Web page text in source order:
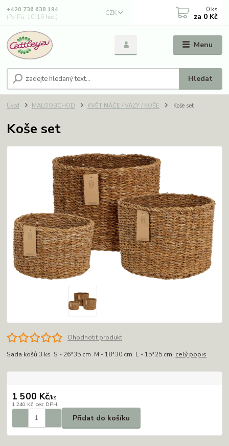
Menu
CZK
Hledat
+420 736 638 194
(Po-Pá, 10-16 hod.)
0 ks
za 0 Kč
Úvod MALOOBCHOD KVĚTINÁČE / VÁZY / KOŠE Koše set
Koše set
Ohodnotit produkt
Sada košů 3 ks S - 26*35 cm M - 18*30 cm L - 15*25 cm celý popis
1 500 Kč/ks
1 240 Kč bez DPH
Přidat do košíku